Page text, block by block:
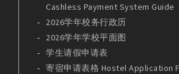
Cashless Payment System Guide
2026学年校务行政历
2026学年学校平面图
学生请假申请表
寄宿申请表格 Hostel Application